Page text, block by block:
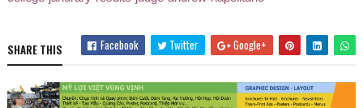
SHARE THIS Facebook Twitter Google+